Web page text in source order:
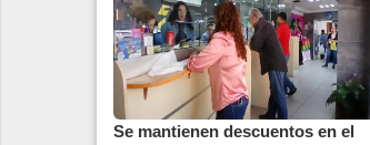
Se mantienen descuentos en el